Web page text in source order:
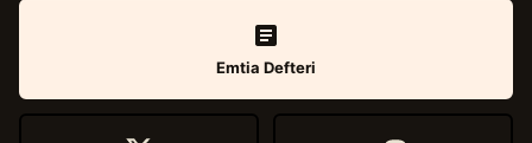
Emtia Defteri